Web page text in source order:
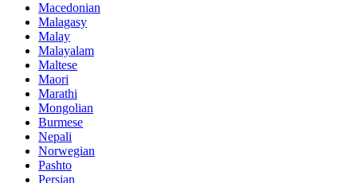
Macedonian
Malagasy
Malay
Malayalam
Maltese
Maori
Marathi
Mongolian
Burmese
Nepali
Norwegian
Pashto
Persian